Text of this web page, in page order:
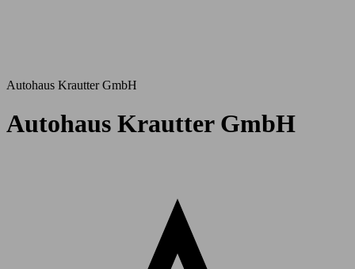
Autohaus Krautter GmbH
Autohaus Krautter GmbH